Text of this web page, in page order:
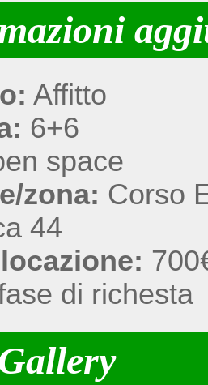
Affitto
6+6
space
zona: Corso
44
di richesta